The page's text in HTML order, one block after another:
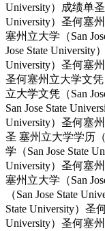
University）成绩单
University）圣何塞
塞州立大学（San
Jose State University
University）圣何塞州
圣何塞州立大学文凭
立大学文凭（San
San Jose State
University）圣何塞州
圣 塞州立大学学历
学（San Jose State
University）圣何塞
塞州立大学（San
（San Jose State
State University）圣
University）圣何塞